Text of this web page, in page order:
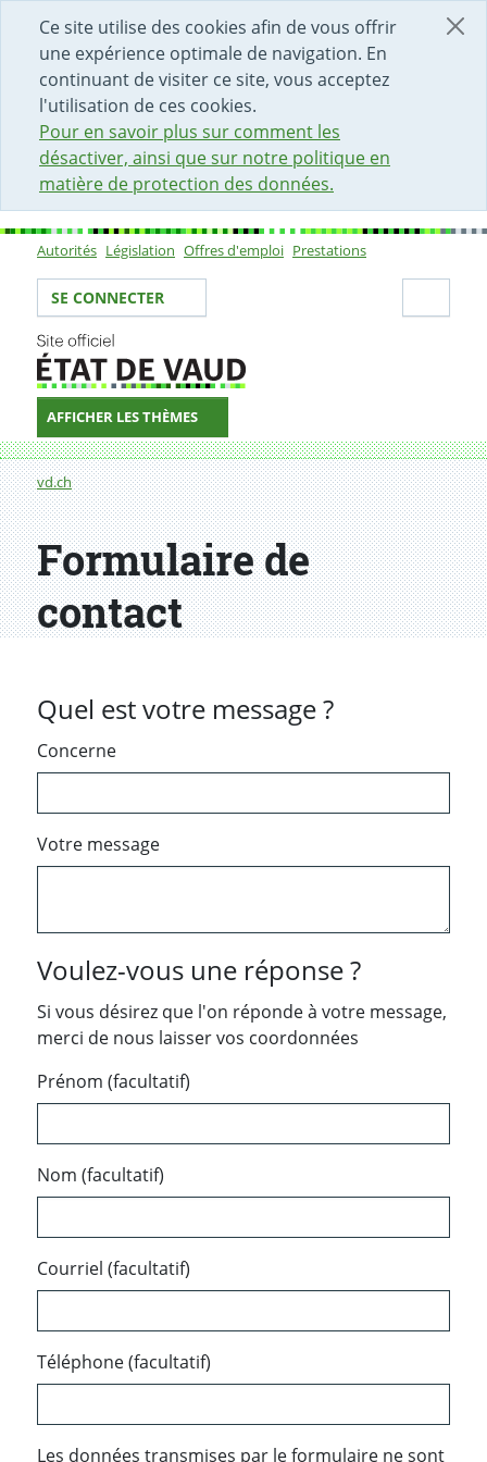
Ce site utilise des cookies afin de vous offrir
une expérience optimale de navigation. En
continuant de visiter ce site, vous acceptez
l'utilisation de ces cookies.
Pour en savoir plus sur comment les
désactiver, ainsi que sur notre politique en
matière de protection des données.
DÉBUT DU CONTENU DE LA PAGE
ACCÈS AU CHAMP DE RECHERCHE
PAGE D'ACCUEIL
FORMULAIRE DE CONTACT
Sous-navigation
Autorités Législation Offres d'emploi Prestations
Votre identité
SE CONNECTER
AFFICHER LES THÈMES
Fil d'Ariane
vd.ch
Formulaire de contact
Formulaire de
contact
Quel est votre message ?
Concerne
Votre message
Voulez-vous une réponse ?
Si vous désirez que l'on réponde à votre message,
merci de nous laisser vos coordonnées
Prénom (facultatif)
Nom (facultatif)
Courriel (facultatif)
Téléphone (facultatif)
Les données transmises par le formulaire ne sont